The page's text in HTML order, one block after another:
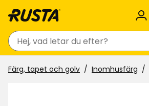
Sök
Färg, tapet och golv Inomhusfärg